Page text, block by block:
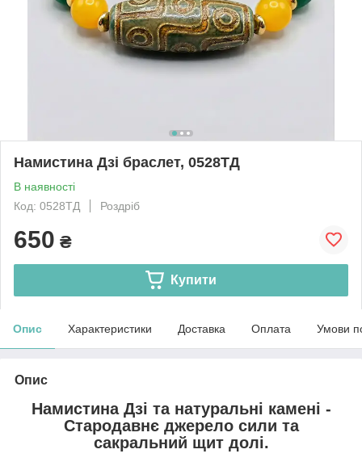
Намистина Дзі браслет, 0528ТД
В наявності
Код: 0528ТД
Роздріб
650 ₴
Купити
Опис Характеристики Доставка Оплата Умови
Опис
Намистина Дзі та натуральні камені -
Стародавнє джерело сили та
сакральний щит долі.